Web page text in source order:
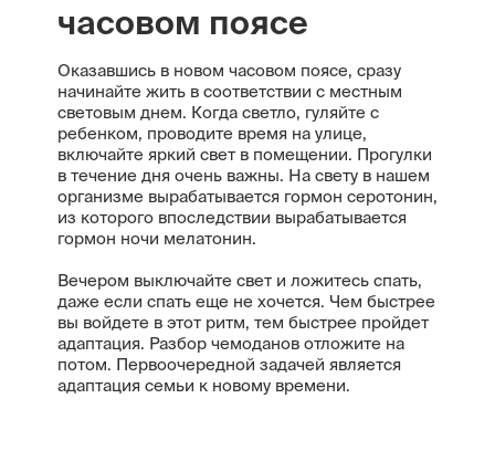
часовом поясе
Оказавшись в новом часовом поясе, сразу
начинайте жить в соответствии с местным
световым днем. Когда светло, гуляйте с
ребенком, проводите время на улице,
включайте яркий свет в помещении. Прогулки
в течение дня очень важны. На свету в нашем
организме вырабатывается гормон серотонин,
из которого впоследствии вырабатывается
гормон ночи мелатонин.
Вечером выключайте свет и ложитесь спать,
даже если спать еще не хочется. Чем быстрее
вы войдете в этот ритм, тем быстрее пройдет
адаптация. Разбор чемоданов отложите на
потом. Первоочередной задачей является
адаптация семьи к новому времени.